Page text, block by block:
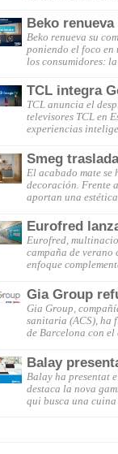
Beko
Beko renueva su
poniendo el foco en
los consumidores:
TCL integra
TCL anuncia el
televisores TCL en
experiencias
Smeg
El acabado mate
decoración. Frente
aportan una
Eurofred
Eurofred,
campaña de verano
enfoque
Gia Group
Gia Group,
sanitaria (ACS), ha
de Barcelona con
Balay
Balay ha presentat
destaca la nova
qui busca una